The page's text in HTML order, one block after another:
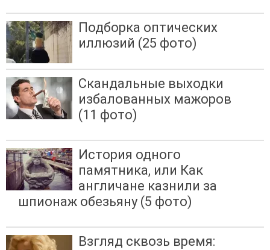
Подборка оптических
иллюзий (25 фото)
Скандальные выходки
избалованных мажоров
(11 фото)
История одного
памятника, или Как
англичане казнили за
шпионаж обезьяну (5 фото)
Взгляд сквозь время: